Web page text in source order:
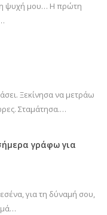
η ψυχή μου… Η πρώτη
Ξεκίνησα να μετράω
Σταμάτησα.…
γράφω για
για τη δύναμή σου,